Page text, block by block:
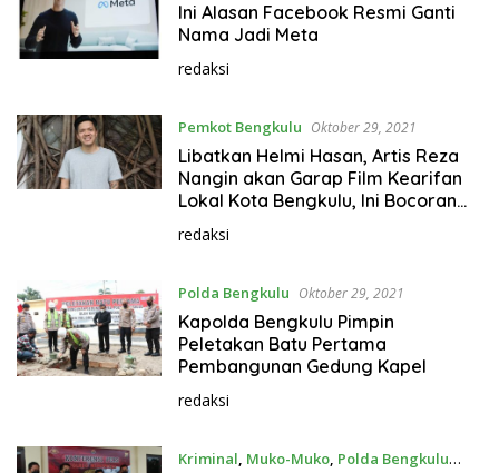
Ini Alasan Facebook Resmi Ganti
Nama Jadi Meta
redaksi
Pemkot Bengkulu Oktober 29, 2021
Libatkan Helmi Hasan, Artis Reza
Nangin akan Garap Film Kearifan
Lokal Kota Bengkulu, Ini Bocoran
Filmnya
redaksi
Polda Bengkulu Oktober 29, 2021
Kapolda Bengkulu Pimpin
Peletakan Batu Pertama
Pembangunan Gedung Kapel
redaksi
Kriminal, Muko-Muko, Polda Bengkulu